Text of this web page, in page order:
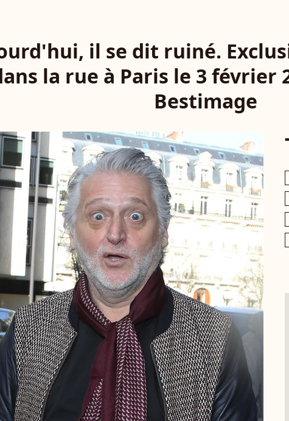
il se dit ruiné.
la rue à Paris le 3 février
Bestimage